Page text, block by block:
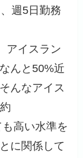
週5日勤務
アイスラン
んと50%近
んなアイス
高い水準を
に関係して